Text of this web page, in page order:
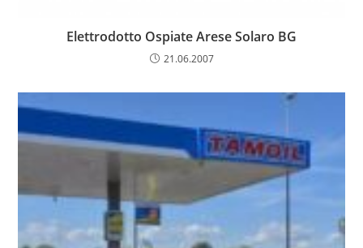
Elettrodotto Ospiate Arese Solaro BG
21.06.2007